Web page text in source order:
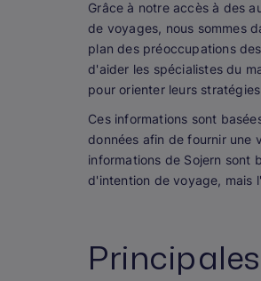
Grâce à notre accès à des
de voyages, nous sommes
plan des préoccupations
d'aider les spécialistes du
pour orienter leurs
Ces informations sont
données afin de fournir une
informations de Sojern sont
d'intention de voyage, mais